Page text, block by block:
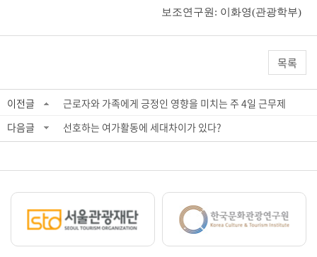
보조연구원: 이화영(관광학부)
목록
이전글
근로자와 가족에게 긍정인 영향을 미치는 주 4일 근무제
다음글
선호하는 여가활동에 세대차이가 있다?